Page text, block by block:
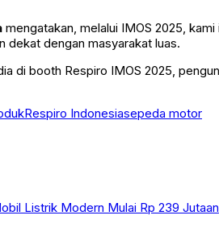
mengatakan, melalui IMOS 2025,
dekat dengan masyarakat luas.
di booth Respiro IMOS 2025,
Respiro Indonesiasepeda motor